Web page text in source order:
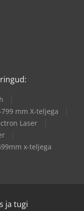
mm X-teljega
Laser
x-teljega
ja tugi